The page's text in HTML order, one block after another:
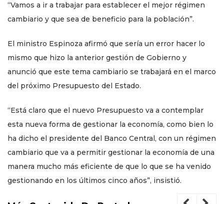
“Vamos a ir a trabajar para establecer el mejor régimen
cambiario y que sea de beneficio para la población”.
El ministro Espinoza afirmó que sería un error hacer lo
mismo que hizo la anterior gestión de Gobierno y
anunció que este tema cambiario se trabajará en el marco
del próximo Presupuesto del Estado.
“Está claro que el nuevo Presupuesto va a contemplar
esta nueva forma de gestionar la economía, como bien lo
ha dicho el presidente del Banco Central, con un régimen
cambiario que va a permitir gestionar la economía de una
manera mucho más eficiente de que lo que se ha venido
gestionando en los últimos cinco años”, insistió.